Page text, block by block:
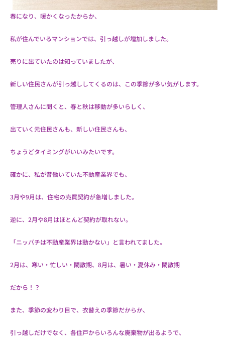
春になり、暖かくなったからか、
私が住んでいるマンションでは、引っ越しが増加しました。
売りに出ていたのは知っていましたが、
新しい住民さんが引っ越ししてくるのは、この季節が多い気がします。
管理人さんに聞くと、春と秋は移動が多いらしく、
出ていく元住民さんも、新しい住民さんも、
ちょうどタイミングがいいみたいです。
確かに、私が昔働いていた不動産業界でも、
3月や9月は、住宅の売買契約が急増しました。
逆に、2月や8月はほとんど契約が取れない。
「ニッパチは不動産業界は動かない」と言われてました。
2月は、寒い・忙しい・閑散期、8月は、暑い・夏休み・閑散期
だから！？
また、季節の変わり目で、衣替えの季節だからか、
引っ越しだけでなく、各住戸からいろんな廃棄物が出るようで、